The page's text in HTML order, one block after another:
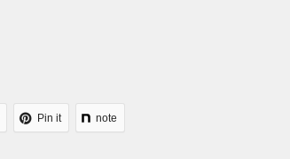
Pin it note